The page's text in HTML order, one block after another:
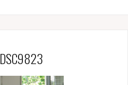
_DSC9823